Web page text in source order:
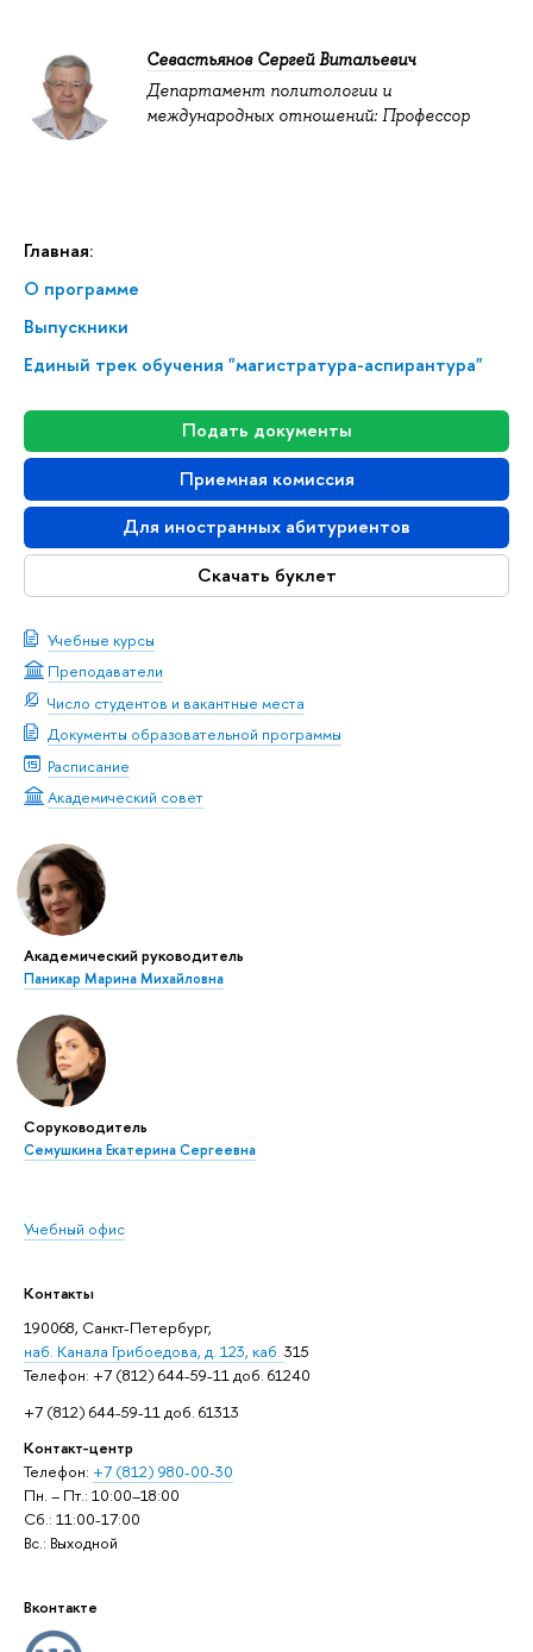
Главная:
О программе
Выпускники
Единый трек обучения "магистратура-аспирантура"
Подать документы
Приемная комиссия
Для иностранных абитуриентов
Скачать буклет
Учебные курсы
Преподаватели
Число студентов и вакантные места
Документы образовательной программы
Расписание
Академический совет
Академический руководитель
Паникар Марина Михайловна
Соруководитель
Семушкина Екатерина Сергеевна
Учебный офис
Контакты
190068, Санкт-Петербург,
наб. Канала Грибоедова, д. 123, каб. 315
Телефон: +7 (812) 644-59-11 доб. 61240
+7 (812) 644-59-11 доб. 61313
Контакт-центр
Телефон: +7 (812) 980-00-30
Пн. – Пт.: 10:00–18:00
Сб.: 11:00-17:00
Вс.: Выходной
Вконтакте
Севастьянов Сергей Витальевич
Департамент политологии и
международных отношений: Профессор